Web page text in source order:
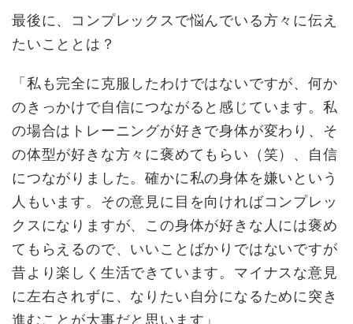
最後に、コンプレックスで悩んでいる方々に伝え
たいこととは？
「私も完全に克服したわけではないですが、何か
のきっかけで自信につながると感じています。私
の場合はトレーニングが好きで身体が変わり、そ
の体型が好きな方々に褒めてもらい（笑）、自信
につながりました。確かに私の身体を嫌いという
人もいます。その意見に目を向ければコンプレッ
クスになりますが、この身体が好きな人には褒め
てもらえるので、いいことばかりではないですが
昔より楽しく生活できています。マイナスな意見
に左右されずに、なりたい自分になるために突き
進むことが大事だと思います」